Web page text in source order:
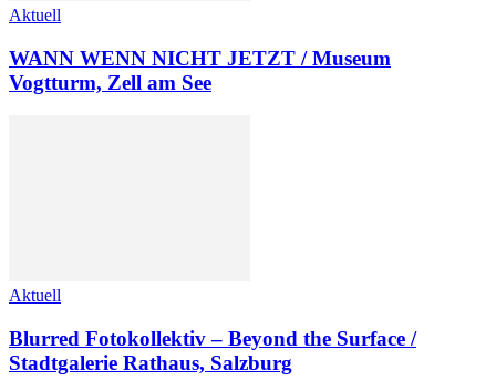
Aktuell
WANN WENN NICHT JETZT / Museum
Vogtturm, Zell am See
Aktuell
Blurred Fotokollektiv – Beyond the Surface /
Stadtgalerie Rathaus, Salzburg